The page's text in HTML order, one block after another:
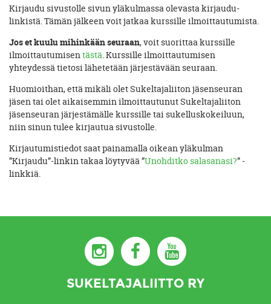
Kirjaudu sivustolle sivun yläkulmassa olevasta kirjaudu-
linkistä. Tämän jälkeen voit jatkaa kurssille ilmoittautumista.
Jos et kuulu mihinkään seuraan, voit suorittaa kurssille
ilmoittautumisentästä. Kurssille ilmoittautumisen
yhteydessä tietosi lähetetään järjestävään seuraan.
Huomioithan, että mikäli olet Sukeltajaliiton jäsenseuran
jäsen tai olet aikaisemmin ilmoittautunut Sukeltajaliiton
jäsenseuran järjestämälle kurssille tai sukelluskokeiluun,
niin sinun tulee kirjautua sivustolle.
Kirjautumistiedot saat painamalla oikean yläkulman
”Kirjaudu”-linkin takaa löytyvää ”Unohditko salasanasi?” -
linkkiä.
SUKELTAJALIITTO RY